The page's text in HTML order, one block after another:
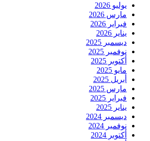
يوليو 2026
مارس 2026
فبراير 2026
يناير 2026
ديسمبر 2025
نوفمبر 2025
أكتوبر 2025
مايو 2025
أبريل 2025
مارس 2025
فبراير 2025
يناير 2025
ديسمبر 2024
نوفمبر 2024
أكتوبر 2024